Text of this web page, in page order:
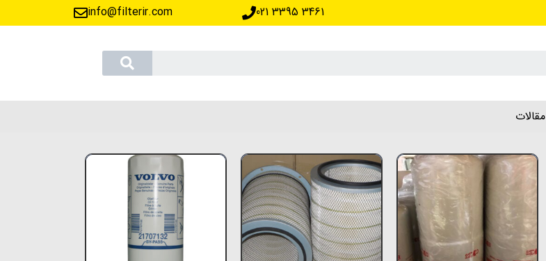
‪021 3395 3461
info@filterir.com
مقالات